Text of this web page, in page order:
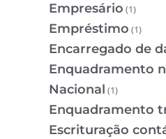
Empresário (1)
Empréstimo (1)
Encarregado de
Enquadramento
Nacional (1)
Enquadramento
Escrituração